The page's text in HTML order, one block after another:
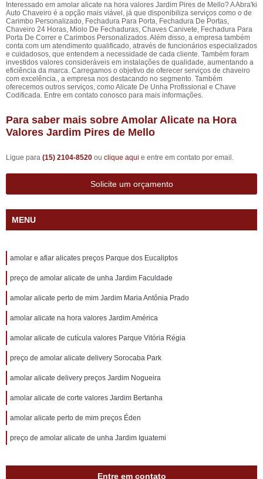
Interessado em amolar alicate na hora valores Jardim Pires de Mello? A Abra'ki
Auto Chaveiro é a opção mais viável, já que disponibiliza serviços como o de
Carimbo Personalizado, Fechadura Para Porta, Fechadura De Portas,
Chaveiro 24 Horas, Miolo De Fechaduras, Chaves Canivete, Fechadura Para
Porta De Correr e Carimbos Personalizados. Além disso, a empresa também
conta com um atendimento qualificado, através de funcionários especializados
e cuidadosos, que entendem a necessidade de cada cliente. Também foram
investidos valores consideráveis em instalações de qualidade, aumentando a
eficiência da marca. Carregamos o objetivo de oferecer serviços de chaveiro
com excelência., a empresa nos destacando no segmento. Também
oferecemos outros serviços, como Alicate De Unha Profissional e Chave
Codificada. Entre em contato conosco para mais informações.
Para saber mais sobre Amolar Alicate na Hora
Valores Jardim Pires de Mello
Ligue para (15) 2104-8520 ou clique aqui e entre em contato por email.
Solicite um orçamento
MENU
amolar e afiar alicates preços Parque dos Eucaliptos
preço de amolar alicate de unha Jardim Faculdade
amolar alicate perto de mim Jardim Maria Antônia Prado
amolar alicate na hora valores Jardim América
amolar alicate de cutícula valores Parque Vitória Régia
preço de amolar alicate delivery Sorocaba Park
amolar alicate delivery preços Jardim Nogueira
amolar alicate de corte valores Jardim Bertanha
amolar alicate perto de mim preços Éden
preço de amolar alicate de unha Jardim Iguatemi
Entre em contato